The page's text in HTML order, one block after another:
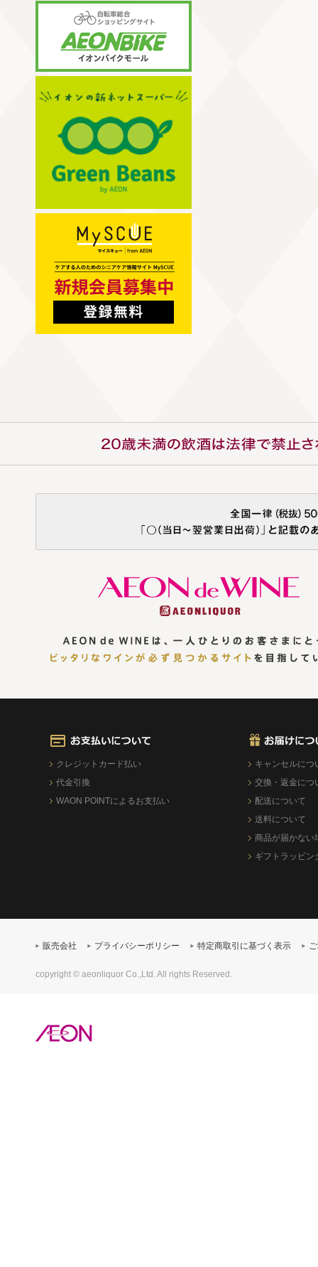
クレジットカード払い
代金引換
WAON POINTによるお支払い
キャンセルにつ
交換・返金につ
配送について
送料について
商品が届かない
ギフトラッピン
販売会社 プライバシーポリシー 特定商取引に基づく表示
copyright © aeonliquor Co.,Ltd. All rights Reserved.